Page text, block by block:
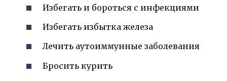
Избегать и бороться с инфекциями
Избегать избытка железа
Лечить аутоиммунные заболевания
Бросить курить